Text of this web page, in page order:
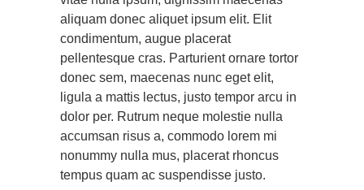
aliquam donec aliquet ipsum elit. Elit
condimentum, augue placerat
pellentesque cras. Parturient ornare tortor
donec sem, maecenas nunc eget elit,
ligula a mattis lectus, justo tempor arcu in
dolor per. Rutrum neque molestie nulla
accumsan risus a, commodo lorem mi
nonummy nulla mus, placerat rhoncus
tempus quam ac suspendisse justo.